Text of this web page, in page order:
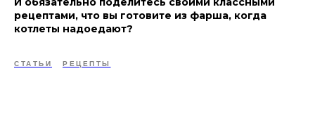
рецептами, что вы готовите из фарша, когда
котлеты надоедают?
СТАТЬИ РЕЦЕПТЫ